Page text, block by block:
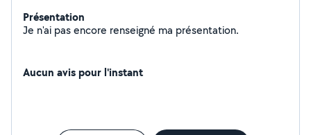
Présentation
Je n'ai pas encore renseigné ma présentation.
Aucun avis pour l'instant